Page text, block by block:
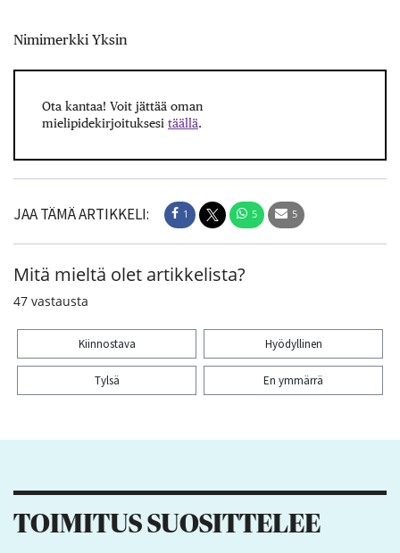
Nimimerkki Yksin
Ota kantaa! Voit jättää oman
mielipidekirjoituksesi täällä.
JAA TÄMÄ ARTIKKELI: 1 5 5
Mitä mieltä olet artikkelista?
47 vastausta
Kiinnostava Hyödyllinen
Tylsä En ymmärrä
TOIMITUS SUOSITTELEE